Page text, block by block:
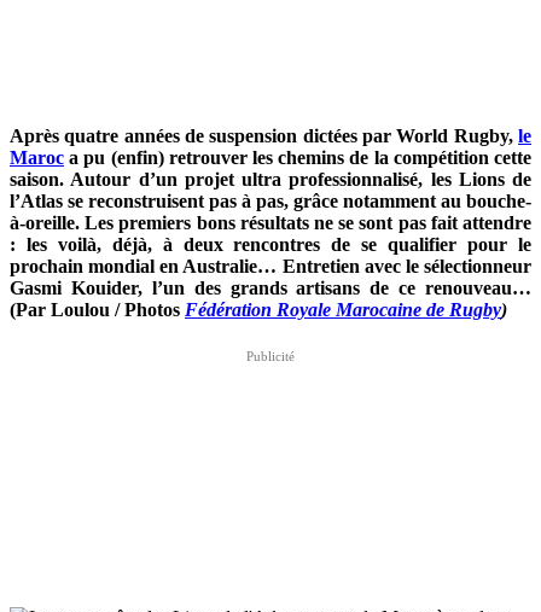
Après quatre années de suspension dictées par World Rugby, le
Maroc a pu (enfin) retrouver les chemins de la compétition cette
saison. Autour d’un projet ultra professionnalisé, les Lions de
l’Atlas se reconstruisent pas à pas, grâce notamment au bouche-
à-oreille. Les premiers bons résultats ne se sont pas fait attendre
: les voilà, déjà, à deux rencontres de se qualifier pour le
prochain mondial en Australie… Entretien avec le sélectionneur
Gasmi Kouider, l’un des grands artisans de ce renouveau…
(Par Loulou / Photos Fédération Royale Marocaine de Rugby)